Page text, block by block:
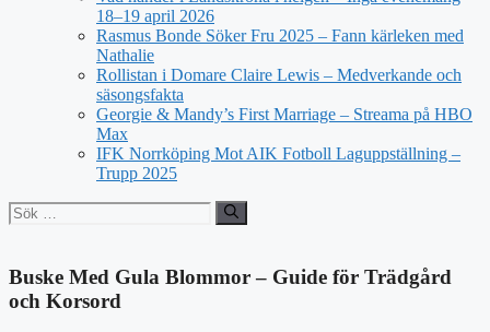
18–19 april 2026
Rasmus Bonde Söker Fru 2025 – Fann kärleken med
Nathalie
Rollistan i Domare Claire Lewis – Medverkande och
säsongsfakta
Georgie & Mandy’s First Marriage – Streama på HBO
Max
IFK Norrköping Mot AIK Fotboll Laguppställning –
Trupp 2025
Sök
efter:
Buske Med Gula Blommor – Guide för Trädgård
och Korsord